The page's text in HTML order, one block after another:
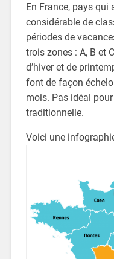
En France, pays qui
considérable de
périodes de
trois zones : A, B et
d’hiver et de
font de façon
mois. Pas idéal
traditionnelle.
Voici une